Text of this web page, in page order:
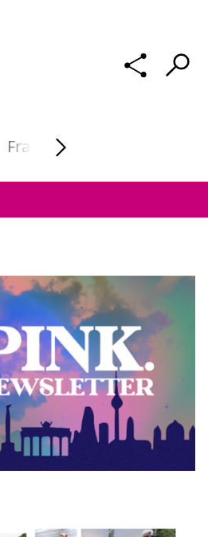
Frau Macht. Kunst